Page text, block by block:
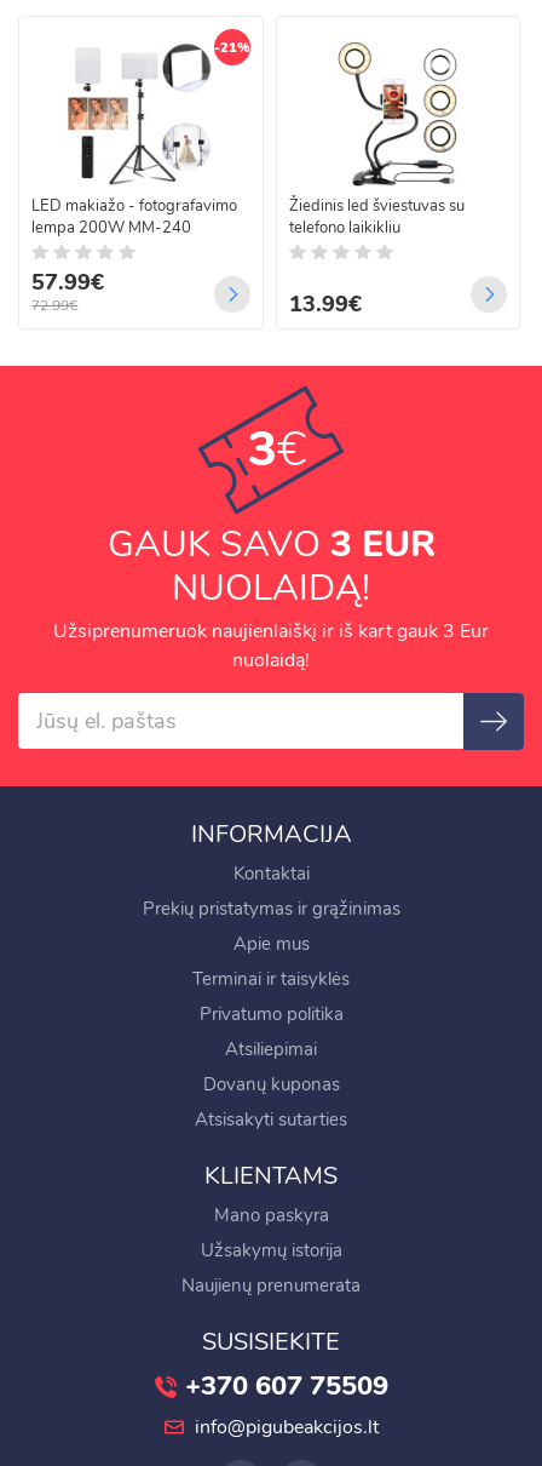
-21%
LED makiažo - fotografavimo
lempa 200W MM-240
57.99€
72.99€
Žiedinis led šviestuvas su
telefono laikikliu
13.99€
3€
GAUK SAVO 3 EUR
NUOLAIDĄ!
Užsiprenumeruok naujienlaiškį ir iš kart gauk 3 Eur
nuolaidą!
INFORMACIJA
Kontaktai
Prekių pristatymas ir grąžinimas
Apie mus
Terminai ir taisyklės
Privatumo politika
Atsiliepimai
Dovanų kuponas
Atsisakyti sutarties
KLIENTAMS
Mano paskyra
Užsakymų istorija
Naujienų prenumerata
SUSISIEKITE
+370 607 75509
info@pigubeakcijos.lt